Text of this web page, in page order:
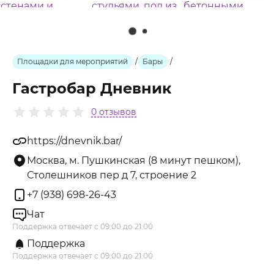
Площадки для мероприятий / Бары /
Гастробар Дневник
0 отзывов
https://dnevnik.bar/
Москва, м. Пушкинская (8 минут пешком),
Столешников пер д 7, строение 2
+7 (938) 698-26-43
Чат
Поддержка отвечает с 09:00 до 21:00
Поддержка
Поддержка отвечает с 09:00 до 21:00